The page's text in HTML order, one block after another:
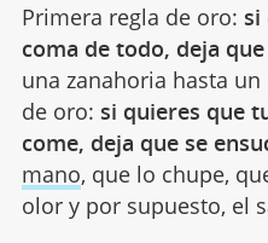
Primera regla de oro: si
coma de todo, deja
una zanahoria hasta
de oro: si quieres que
come, deja que se
mano, que lo chupe,
olor y por supuesto, el